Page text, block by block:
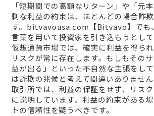
「短期間での高額なリターン」や「元
剰な利益の約束は、ほとんどの場合詐
す。bitvavousa.com【Bitvavo】でも
言葉を用いて投資家を引き込もうとし
仮想通貨市場では、確実に利益を得られ
リスクが常に存在します。もしもその
益が出る」といった不自然な主張をし
は詐欺の兆候と考えて間違いありませ
取引所では、利益の保証をせず、リス
に説明しています。利益の約束がある
トの信頼性を疑うべきです。